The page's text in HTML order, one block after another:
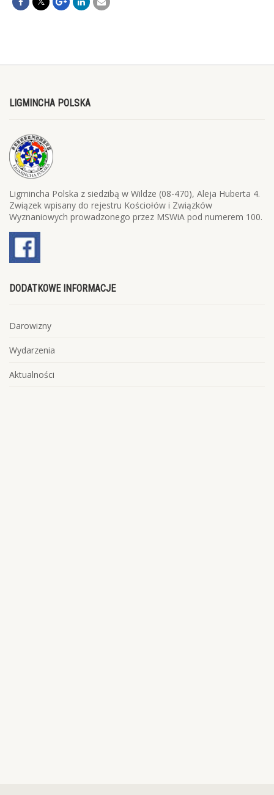
LIGMINCHA POLSKA
Ligmincha Polska z siedzibą w Wildze (08-470), Aleja Huberta 4.
Związek wpisany do rejestru Kościołów i Związków
Wyznaniowych prowadzonego przez MSWiA pod numerem 100.
DODATKOWE INFORMACJE
Darowizny
Wydarzenia
Aktualności